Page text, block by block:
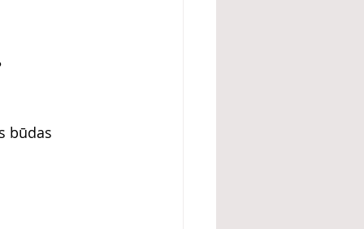
būdas